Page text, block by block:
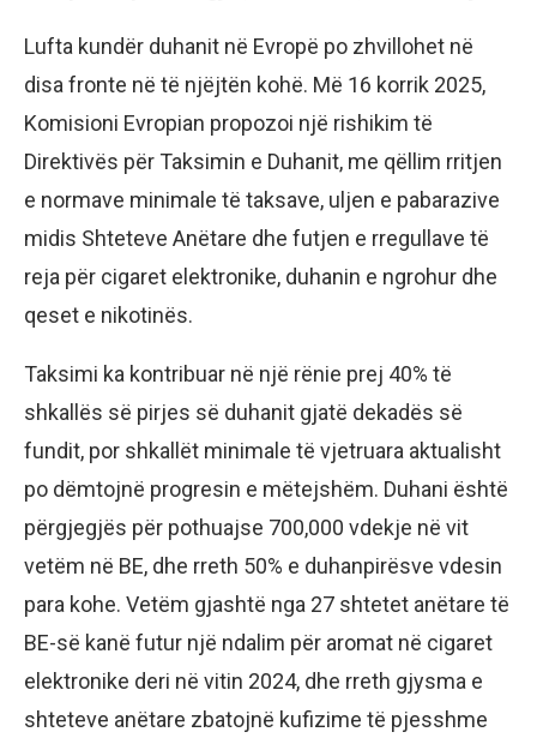
Lufta kundër duhanit në Evropë po zhvillohet në
disa fronte në të njëjtën kohë. Më 16 korrik 2025,
Komisioni Evropian propozoi një rishikim të
Direktivës për Taksimin e Duhanit, me qëllim rritjen
e normave minimale të taksave, uljen e pabarazive
midis Shteteve Anëtare dhe futjen e rregullave të
reja për cigaret elektronike, duhanin e ngrohur dhe
qeset e nikotinës.
Taksimi ka kontribuar në një rënie prej 40% të
shkallës së pirjes së duhanit gjatë dekadës së
fundit, por shkallët minimale të vjetruara aktualisht
po dëmtojnë progresin e mëtejshëm. Duhani është
përgjegjës për pothuajse 700,000 vdekje në vit
vetëm në BE, dhe rreth 50% e duhanpirësve vdesin
para kohe. Vetëm gjashtë nga 27 shtetet anëtare të
BE-së kanë futur një ndalim për aromat në cigaret
elektronike deri në vitin 2024, dhe rreth gjysma e
shteteve anëtare zbatojnë kufizime të pjesshme